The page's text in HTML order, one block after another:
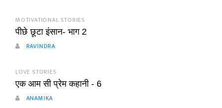
MOTIVATIONAL STORIES
पीछे छूटा इंसान- भाग 2
RAVINDRA
LOVE STORIES
एक आम सी प्रेम कहानी - 6
ANAMIKA